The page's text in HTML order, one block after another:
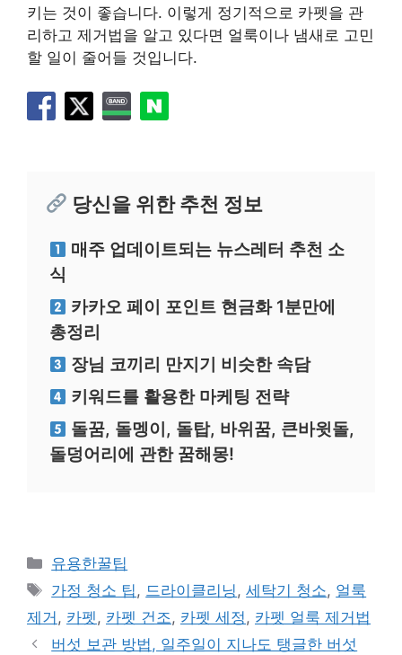
키는 것이 좋습니다. 이렇게 정기적으로 카펫을 관
리하고 제거법을 알고 있다면 얼룩이나 냄새로 고민
할 일이 줄어들 것입니다.
당신을 위한 추천 정보
매주 업데이트되는 뉴스레터 추천 소
식
카카오 페이 포인트 현금화 1분만에
총정리
장님 코끼리 만지기 비슷한 속담
키워드를 활용한 마케팅 전략
돌꿈, 돌멩이, 돌탑, 바위꿈, 큰바윗돌,
돌덩어리에 관한 꿈해몽!
카
테
리
유용한꿀팁
태
그
가정 청소 팁, 드라이클리닝,세탁기 청소, 얼룩
제거 , 카펫, 카펫 건조, 카펫 세정, 카펫 얼룩 제거법
버섯 보관 방법, 일주일이 지나도 탱글한 버섯